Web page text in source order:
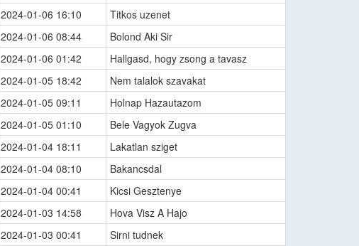
2024-01-06 16:10
Titkos uzenet
2024-01-06 08:44
Bolond Aki Sir
2024-01-06 01:42
Hallgasd, hogy zsong a tavasz
2024-01-05 18:42
Nem talalok szavakat
2024-01-05 09:11
Holnap Hazautazom
2024-01-05 01:10
Bele Vagyok Zugva
2024-01-04 18:11
Lakatlan sziget
2024-01-04 08:10
Bakancsdal
2024-01-04 00:41
Kicsi Gesztenye
2024-01-03 14:58
Hova Visz A Hajo
2024-01-03 00:41
Sirni tudnek